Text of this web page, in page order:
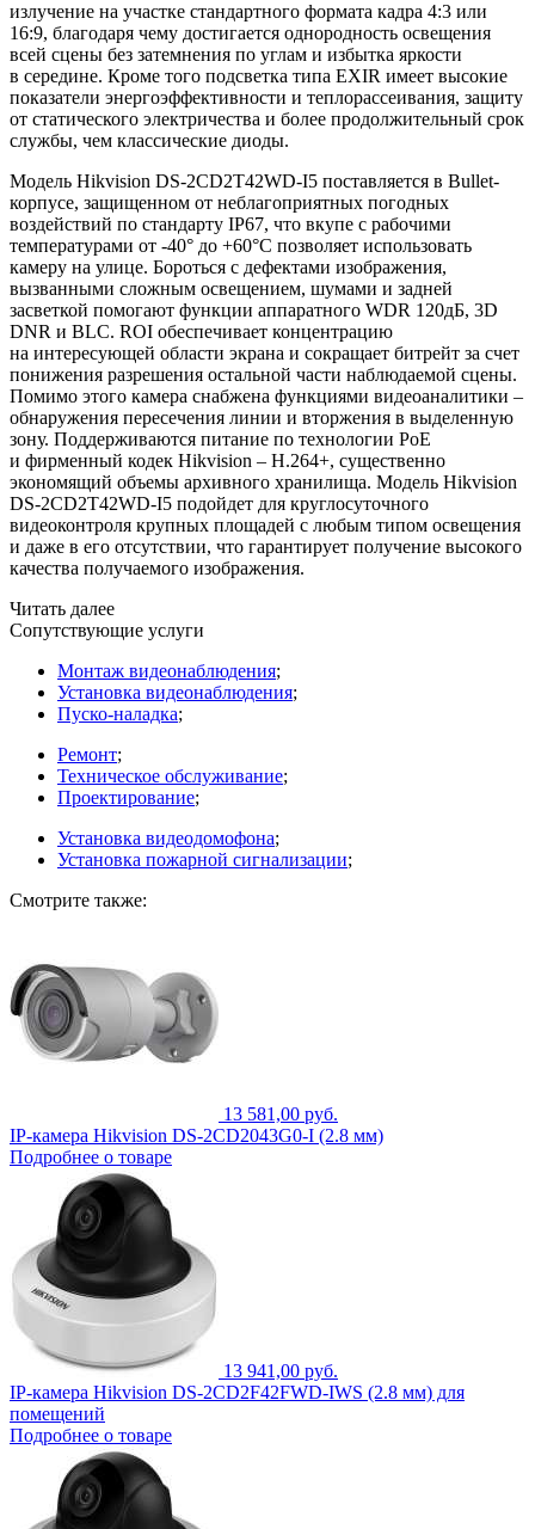
излучение на участке стандартного формата кадра 4:3 или
16:9, благодаря чему достигается однородность освещения
всей сцены без затемнения по углам и избытка яркости
в середине. Кроме того подсветка типа EXIR имеет высокие
показатели энергоэффективности и теплорассеивания, защиту
от статического электричества и более продолжительный срок
службы, чем классические диоды.
Модель Hikvision DS-2CD2T42WD-I5 поставляется в Bullet-
корпусе, защищенном от неблагоприятных погодных
воздействий по стандарту IP67, что вкупе с рабочими
температурами от -40° до +60°С позволяет использовать
камеру на улице. Бороться с дефектами изображения,
вызванными сложным освещением, шумами и задней
засветкой помогают функции аппаратного WDR 120дБ, 3D
DNR и BLC. ROI обеспечивает концентрацию
на интересующей области экрана и сокращает битрейт за счет
понижения разрешения остальной части наблюдаемой сцены.
Помимо этого камера снабжена функциями видеоаналитики –
обнаружения пересечения линии и вторжения в выделенную
зону. Поддерживаются питание по технологии PoE
и фирменный кодек Hikvision – H.264+, существенно
экономящий объемы архивного хранилища. Модель Hikvision
DS-2CD2T42WD-I5 подойдет для круглосуточного
видеоконтроля крупных площадей с любым типом освещения
и даже в его отсутствии, что гарантирует получение высокого
качества получаемого изображения.
Читать далее
Сопутствующие услуги
Монтаж видеонаблюдения;
Установка видеонаблюдения;
Пуско-наладка;
Ремонт;
Техническое обслуживание;
Проектирование;
Установка видеодомофона;
Установка пожарной сигнализации;
Смотрите также:
13 581,00 руб.
IP-камера Hikvision DS-2CD2043G0-I (2.8 мм)
Подробнее о товаре
13 941,00 руб.
IP-камера Hikvision DS-2CD2F42FWD-IWS (2.8 мм) для
помещений
Подробнее о товаре